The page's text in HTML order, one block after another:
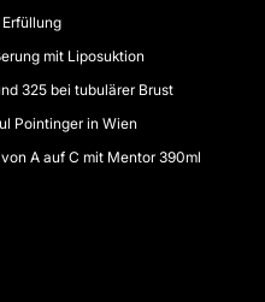
mit Liposuktion
325 bei tubulärer Brust
Pointinger in Wien
A auf C mit Mentor 390ml